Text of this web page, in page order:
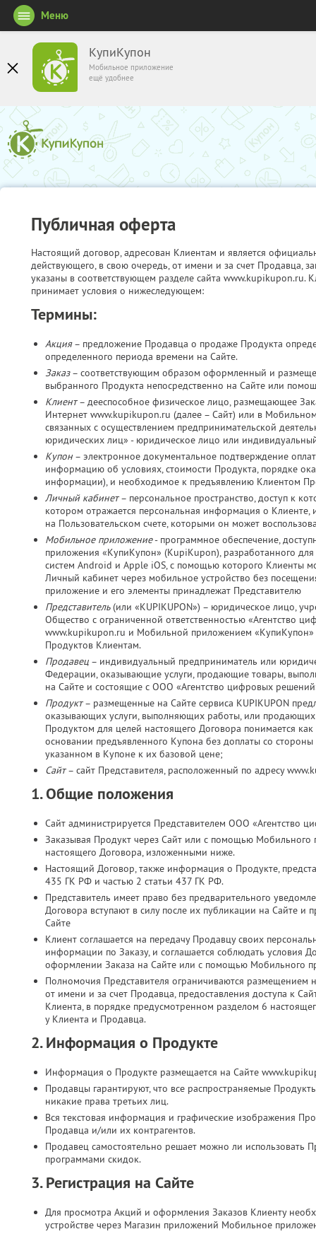
КупиКупон
Мобильное приложение
ещё удобнее
Меню
Публичная оферта
Настоящий договор, адресован Клиентам и является
действующего, в свою очередь, от имени и за счет Продавца,
указаны в соответствующем разделе сайта www.kupikupon.ru.
принимает условия о нижеследующем:
Термины:
Акция– предложение Продавца о продаже Продукта
определенного периода времени на Сайте.
Заказ– соответствующим образом оформленный и
выбранного Продукта непосредственно на Сайте или
Клиент– дееспособное физическое лицо, размещающее
Интернет www.kupikupon.ru (далее – Сайт) или в
связанных с осуществлением предпринимательской
юридических лиц» - юридическое лицо или
Купон – электронное документальное подтверждение
информацию об условиях, стоимости Продукта, порядке
информации), и необходимое к предъявлению Клиентом
Личный кабинет– персональное пространство, доступ к
котором отражается персональная информация о Клиенте,
на Пользовательском счете, которыми он может
Мобильное приложение- программное обеспечение,
приложения «КупиКупон» (KupiKupon), разработанного
систем Android и Apple iOS, с помощью которого Клиенты
Личный кабинет через мобильное устройство без
приложение и его элементы принадлежат Представителю
Представитель(или «KUPIKUPON») – юридическое лицо,
Общество с ограниченной ответственностью «Агентство
www.kupikupon.ru и Мобильной приложением
Продуктов Клиентам.
Продавец – индивидуальный предприниматель или
Федерации, оказывающие услуги, продающие товары,
на Сайте и состоящие с ООО «Агентство цифровых
Продукт– размещенные на Сайте сервиса KUPIKUPON
оказывающих услуги, выполняющих работы, или
Продуктом для целей настоящего Договора понимается
основании предъявленного Купона без доплаты со
указанном в Купоне к их базовой цене;
Сайт– сайт Представителя, расположенный по адресу
1. Общие положения
Сайт администрируется Представителем ООО «Агентство
Заказывая Продукт через Сайт или с помощью Мобильного
настоящего Договора, изложенными ниже.
Настоящий Договор, также информация о Продукте,
435 ГК РФ и частью 2 статьи 437 ГК РФ.
Представитель имеет право без предварительного
Договора вступают в силу после их публикации на Сайте
Сайте
Клиент соглашается на передачу Продавцу своих
информации по Заказу, и соглашается соблюдать условия
оформлении Заказа на Сайте или с помощью Мобильного
Полномочия Представителя ограничиваются
от имени и за счет Продавца, предоставления доступа к
Клиента, в порядке предусмотренном разделом 6
у Клиента и Продавца.
2. Информация о Продукте
Информация о Продукте размещается на Сайте
Продавцы гарантируют, что все распространяемые
никакие права третьих лиц.
Вся текстовая информация и графические изображения
Продавца и/или их контрагентов.
Продавец самостоятельно решает можно ли
программами скидок.
3. Регистрация на Сайте
Для просмотра Акций и оформления Заказов Клиенту
устройстве через Магазин приложений Мобильное